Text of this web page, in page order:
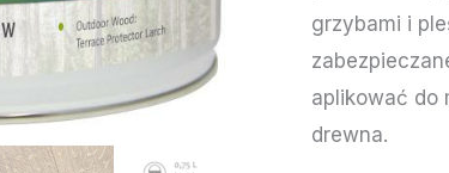
grzybami i
aplikować do
drewna.